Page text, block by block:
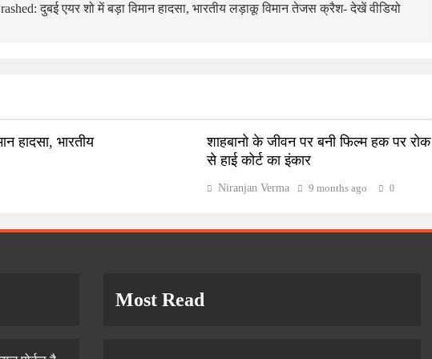
दुबई एयर शो में बड़ा विमान हादसा, भारतीय लड़ाकू विमान तेजस क्रैश- देखें वीडियो
हादसा, भारतीय
शाहबानो के जीवन पर बनी फिल्म हक पर रोक
से हाई कोर्ट का इंकार
Niranjan Verma 9 months ago 0
Most Read